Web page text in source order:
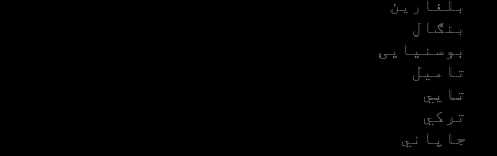
بلغارین
بنګال
بوسنیایی
تامیل
تایي
ترکي
جاپاني